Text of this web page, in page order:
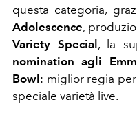
questa categoria,
Adolescence,
Variety Special, la
nomination agli
Bowl: miglior regia
speciale varietà live.